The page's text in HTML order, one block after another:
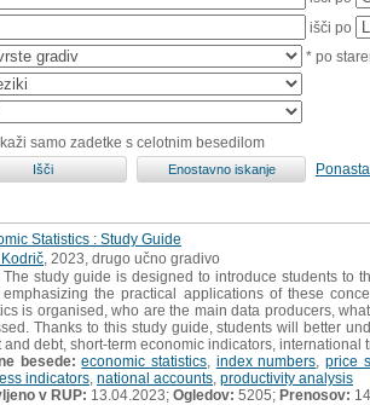
išči po
* po
samo zadetke s celotnim besedilom
Statistics : Study Guide
, 2023, drugo učno gradivo
The study guide is designed to introduce students to
the practical applications of these
is organised, who are the main data producers,
Thanks to this study guide, students will better
and debt, short-term economic indicators,
besede: economic statistics index numbers ,price
indicators national accounts productivity analysis
v RUP: 13.04.2023; Ogledov: 5205; Prenosov: